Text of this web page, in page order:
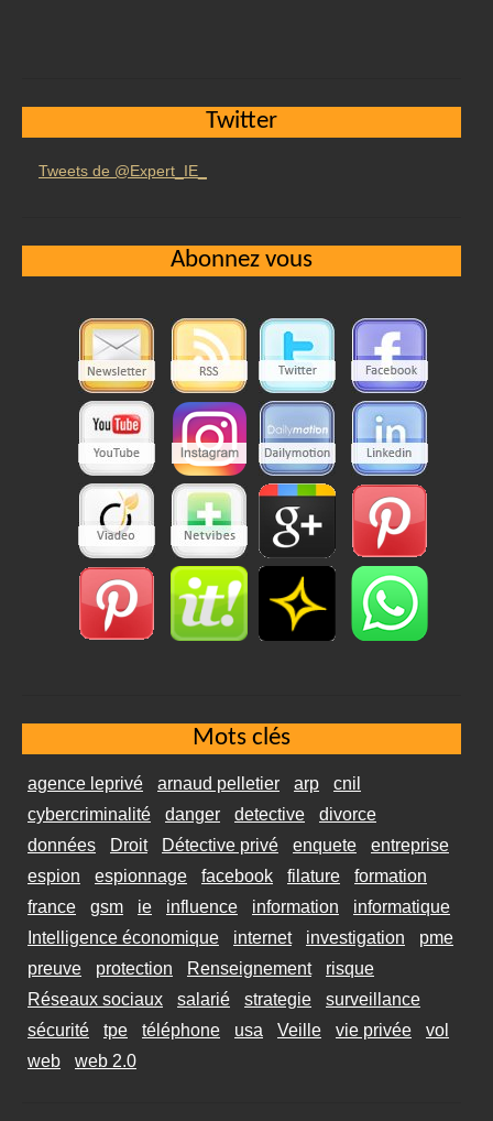
Twitter
Tweets de @Expert_IE_
Abonnez vous
Mots clés
agence leprivé arnaud pelletier arp
cnil
cybercriminalité
danger detective
divorce
données
Droit Détective privé enquete
entreprise
espion
espionnage facebook filature
formation
france
gsm ie influence information
informatique
Intelligence économique
internet investigation
pme
preuve
protection Renseignement
risque
Réseaux sociaux
salarié strategie
surveillance
sécurité
tpe téléphone usa Veille vie privée
vol
web
web 2.0